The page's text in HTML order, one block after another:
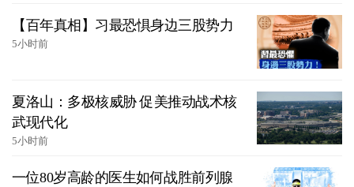
【百年真相】习最恐惧身边三股势力
5小时前
夏洛山：多极核威胁 促美推动战术核
武现代化
5小时前
一位80岁高龄的医生如何战胜前列腺